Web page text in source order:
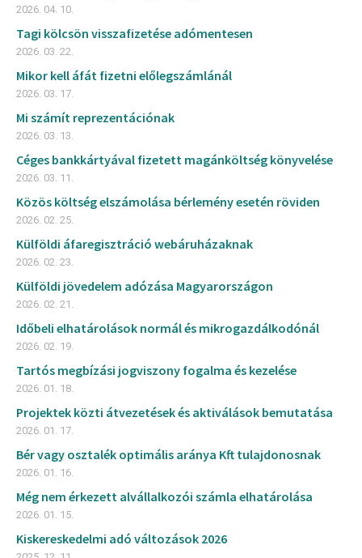
2026. 04. 10.
Tagi kölcsön visszafizetése adómentesen
2026. 03. 22.
Mikor kell áfát fizetni előlegszámlánál
2026. 03. 17.
Mi számít reprezentációnak
2026. 03. 13.
Céges bankkártyával fizetett magánköltség könyvelése
2026. 03. 11.
Közös költség elszámolása bérlemény esetén röviden
2026. 02. 25.
Külföldi áfaregisztráció webáruházaknak
2026. 02. 23.
Külföldi jövedelem adózása Magyarországon
2026. 02. 21.
Időbeli elhatárolások normál és mikrogazdálkodónál
2026. 02. 19.
Tartós megbízási jogviszony fogalma és kezelése
2026. 01. 18.
Projektek közti átvezetések és aktiválások bemutatása
2026. 01. 17.
Bér vagy osztalék optimális aránya Kft tulajdonosnak
2026. 01. 16.
Még nem érkezett alvállalkozói számla elhatárolása
2026. 01. 15.
Kiskereskedelmi adó változások 2026